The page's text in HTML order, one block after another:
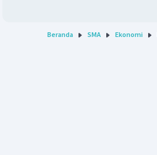
Beranda SMA Ekonomi